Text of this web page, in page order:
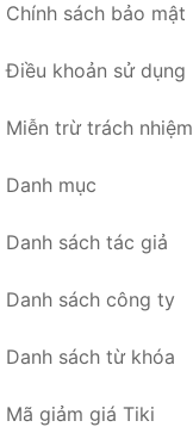
Chính sách bảo mật
Điều khoản sử dụng
Miễn trừ trách nhiệm
Danh mục
Danh sách tác giả
Danh sách công ty
Danh sách từ khóa
Mã giảm giá Tiki